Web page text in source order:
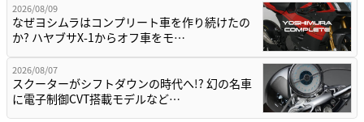
2026/08/09
なぜヨシムラはコンプリート車を作り続けたの
か? ハヤブサX-1からオフ車をモ…
2026/08/07
スクーターがシフトダウンの時代へ!? 幻の名車
に電子制御CVT搭載モデルなど…